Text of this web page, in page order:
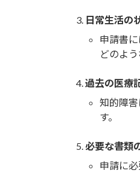
日常生活の
申請書
どのよ
過去の医療
知的障
す。
必要な書類
申請に